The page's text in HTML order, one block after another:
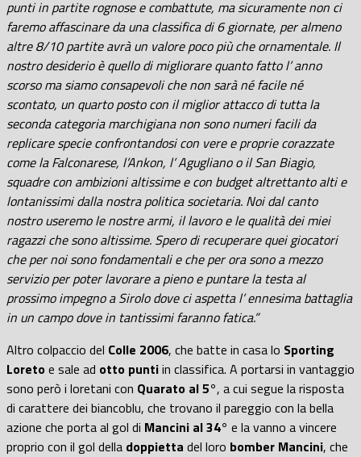
punti in partite rognose e combattute, ma sicuramente non ci
faremo affascinare da una classifica di 6 giornate, per almeno
altre 8/10 partite avrà un valore poco più che ornamentale. Il
nostro desiderio è quello di migliorare quanto fatto l’ anno
scorso ma siamo consapevoli che non sarà né facile né
scontato, un quarto posto con il miglior attacco di tutta la
seconda categoria marchigiana non sono numeri facili da
replicare specie confrontandosi con vere e proprie corazzate
come la Falconarese, l’Ankon, l’ Agugliano o il San Biagio,
squadre con ambizioni altissime e con budget altrettanto alti e
lontanissimi dalla nostra politica societaria. Noi dal canto
nostro useremo le nostre armi, il lavoro e le qualità dei miei
ragazzi che sono altissime. Spero di recuperare quei giocatori
che per noi sono fondamentali e che per ora sono a mezzo
servizio per poter lavorare a pieno e puntare la testa al
prossimo impegno a Sirolo dove ci aspetta l’ ennesima battaglia
in un campo dove in tantissimi faranno fatica.”
Altro colpaccio del Colle 2006, che batte in casa lo Sporting
Loretoe sale ad otto puntiin classifica. A portarsi in vantaggio
sono però i loretani con Quarato al 5°, a cui segue la risposta
di carattere dei biancoblu, che trovano il pareggio con la bella
azione che porta al gol di Mancini al 34° e la vanno a vincere
proprio con il gol della doppietta del loro bomber Mancini, che